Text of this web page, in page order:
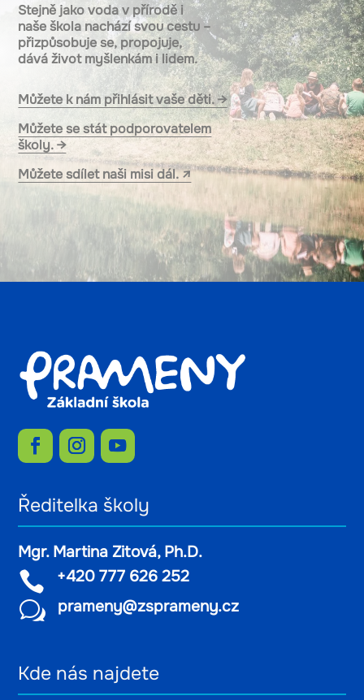
Stejně jako voda v přírodě i
naše škola nachází svou cestu –
přizpůsobuje se, propojuje,
dává život myšlenkám i lidem.
Můžete k nám přihlásit vaše děti. →
Můžete se stát podporovatelem
školy. →
Můžete sdílet naši misi dál. ↗
Ředitelka školy
Mgr. Martina Zitová, Ph.D.
 +420 777 626 252
w prameny@zsprameny.cz
Kde nás najdete